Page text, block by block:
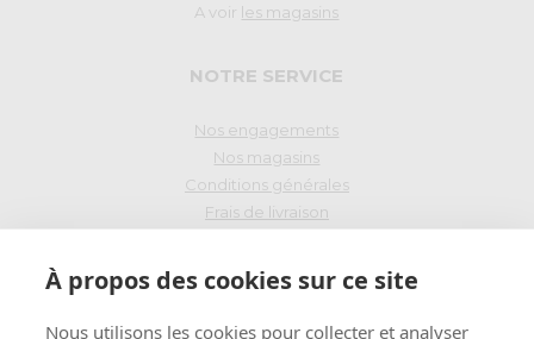
À propos des cookies sur ce site
Nous utilisons les cookies pour collecter et analyser
A voir les magasins
NOTRE SERVICE
Nos engagements
Nos magasins
Conditions générales
Frais de livraison
PAIEMENT SÉCURISÉ